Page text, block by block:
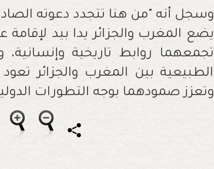
وسجل أنه "من هنا تتجدد دعوته
يضع المغرب والجزائر يدا بيد
تجمعهما روابط تاريخية
الطبيعية بين المغرب والجزائر
وتعزز صمودهما بوجه التطورات